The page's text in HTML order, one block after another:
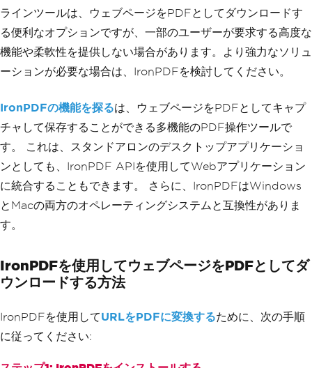
ラインツールは、ウェブページをPDFとしてダウンロードす
る便利なオプションですが、一部のユーザーが要求する高度な
機能や柔軟性を提供しない場合があります。より強力なソリュ
ーションが必要な場合は、IronPDFを検討してください。
IronPDFの機能を探るは、ウェブページをPDFとしてキャプ
チャして保存することができる多機能のPDF操作ツールで
す。 これは、スタンドアロンのデスクトップアプリケーショ
ンとしても、IronPDF APIを使用してWebアプリケーション
に統合することもできます。 さらに、IronPDFはWindows
とMacの両方のオペレーティングシステムと互換性がありま
す。
IronPDFを使用してウェブページをPDFとしてダ
ウンロードする方法
IronPDFを使用してURLをPDFに変換するために、次の手順
に従ってください: